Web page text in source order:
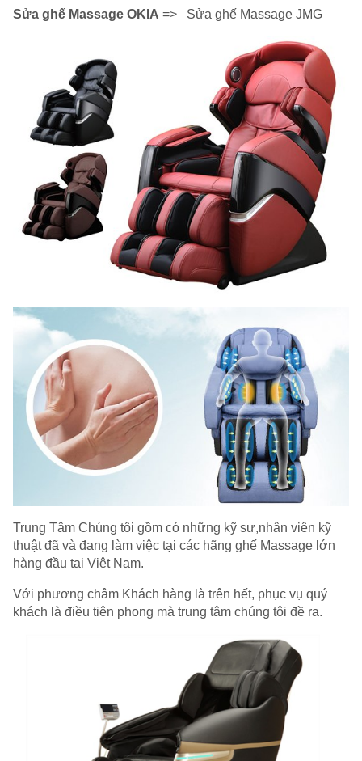
Sửa ghế Massage OKIA => Sửa ghế Massage JMG
Trung Tâm Chúng tôi gồm có những kỹ sư,nhân viên kỹ
thuật đã và đang làm việc tại các hãng ghế Massage lớn
hàng đầu tại Việt Nam.
Với phương châm Khách hàng là trên hết, phục vụ quý
khách là điều tiên phong mà trung tâm chúng tôi đề ra.